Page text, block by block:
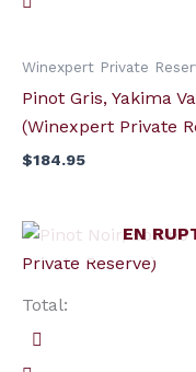
Winexpert Private
Pinot Gris, Yakima
(Winexpert Private
$184.95
EN
Total: